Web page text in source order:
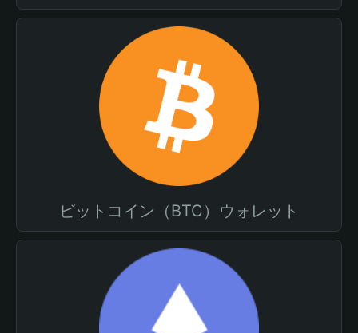
ビットコイン（BTC）ウォレット